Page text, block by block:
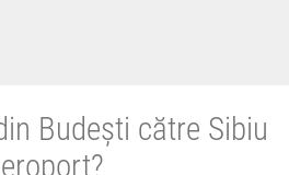
Budești către Sibiu